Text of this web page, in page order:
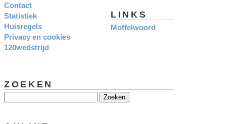
LINKS
Moffelwoord
Contact
Statistiek
Huisregels
Privacy en cookies
120wedstrijd
ZOEKEN